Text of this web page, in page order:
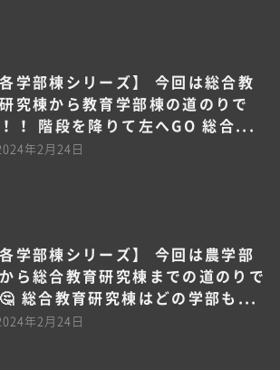
各学部棟シリーズ】 今回は総合教
究棟から教育学部棟の道のりで
！ 階段を降りて左へGO 総合...
年2月24日
各学部棟シリーズ】 今回は農学部
ら総合教育研究棟までの道のりで
総合教育研究棟はどの学部も...
年2月24日